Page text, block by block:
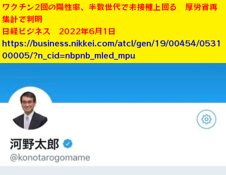
ワクチン2回の陽性率、半数世代で未接種上回る 厚労省再
集計で判明
日経ビジネス 2022年6月1日
https://business.nikkei.com/atcl/gen/19/00454/0531
00005/?n_cid=nbpnb_mled_mpu